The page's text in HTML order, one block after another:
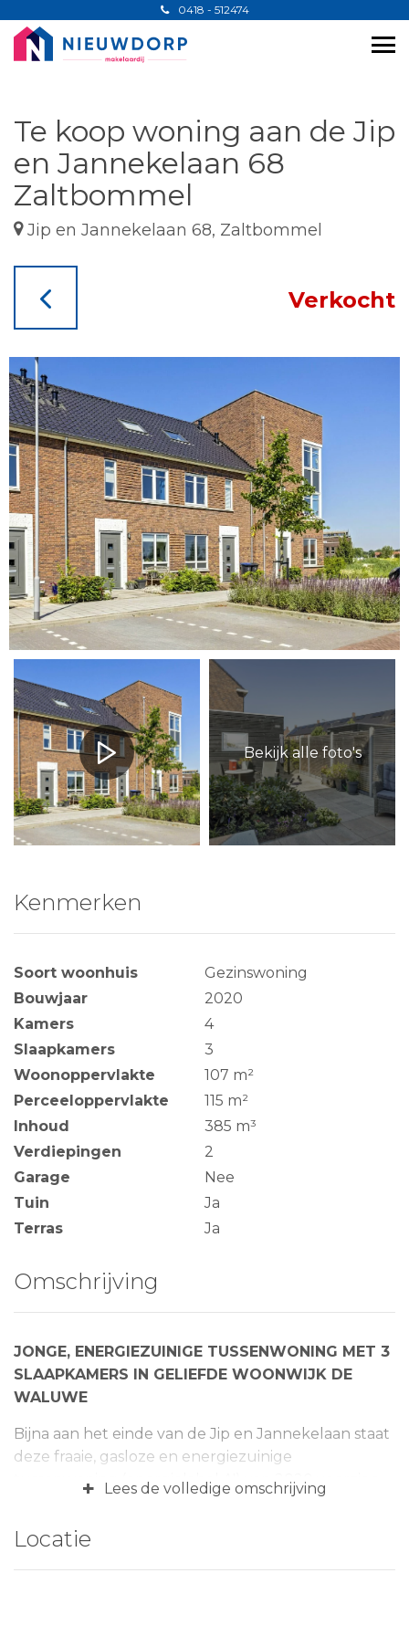
0418 - 512474
Te koop woning aan de Jip
en Jannekelaan 68
Zaltbommel
Jip en Jannekelaan 68, Zaltbommel
Verkocht
Bekijk alle foto's
Kenmerken
Soort woonhuis
Gezinswoning
Bouwjaar
2020
Kamers
4
Slaapkamers
3
Woonoppervlakte
107 m²
Perceeloppervlakte
115 m²
Inhoud
385 m³
Verdiepingen
2
Garage
Nee
Tuin
Ja
Terras
Ja
Omschrijving
JONGE, ENERGIEZUINIGE TUSSENWONING MET 3
SLAAPKAMERS IN GELIEFDE WOONWIJK DE
WALUWE
Bijna aan het einde van de Jip en Jannekelaan staat
deze fraaie, gasloze en energiezuinige
tussenwoning (energielabel A!) van 2020 voorzien
van zonnige achtertuin op het westen met berging
een jonge, prettige en kindvriendelijke woonbuurt
in ‘De Waluwe’ op loopafstand van het kleinschalige
+ Lees de volledige omschrijving
Locatie